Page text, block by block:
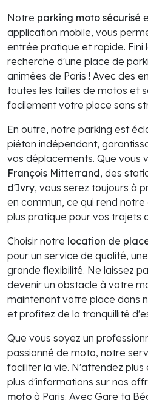
Notre parking moto sécurisé
application mobile, vous
entrée pratique et rapide. Fini
recherche d'une place de
animées de Paris ! Avec des
toutes les tailles de motos et
facilement votre place sans
En outre, notre parking est
piéton indépendant,
vos déplacements. Que vous
François Mitterrand, des
d'Ivry, vous serez toujours à
en commun, ce qui rend
plus pratique pour vos trajets
Choisir notre location de
pour un service de qualité,
grande flexibilité. Ne laissez
devenir un obstacle à votre
maintenant votre place dans
et profitez de la tranquillité
Que vous soyez un
passionné de moto, notre
faciliter la vie. N'attendez
plus d'informations sur nos
moto à Paris. Avec Gare ta